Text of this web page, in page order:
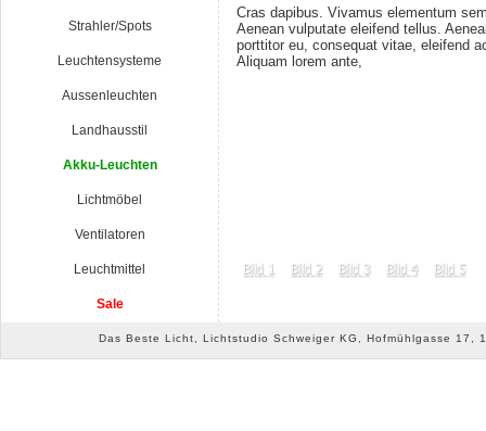
Strahler/Spots
Leuchtensysteme
Aussenleuchten
Landhausstil
Akku-Leuchten
Lichtmöbel
Ventilatoren
Leuchtmittel
Sale
Cras dapibus. Vivamus elementum
Aenean vulputate eleifend tellus.
porttitor eu, consequat vitae, eleifend
Aliquam lorem ante,
Das Beste Licht, Lichtstudio Schweiger KG, Hofmühlgasse